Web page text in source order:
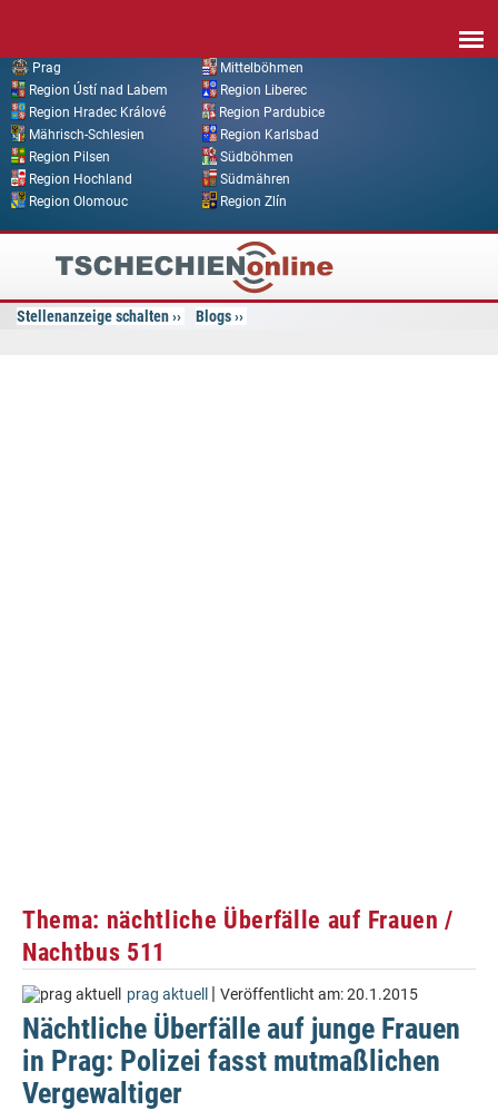
Prag
Mittelböhmen
Region Ústí nad Labem
Region Liberec
Region Hradec Králové
Region Pardubice
Mährisch-Schlesien
Region Karlsbad
Region Pilsen
Südböhmen
Region Hochland
Südmähren
Region Olomouc
Region Zlín
Tschechien
Online
Stellenanzeige schalten Blogs
Thema: nächtliche Überfälle auf Frauen /
Nachtbus 511
prag aktuell | Veröffentlicht am:20.1.2015
Nächtliche Überfälle auf junge Frauen
in Prag: Polizei fasst mutmaßlichen
Vergewaltiger